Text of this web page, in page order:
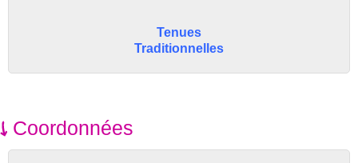
Tenues
Traditionnelles
Coordonnées